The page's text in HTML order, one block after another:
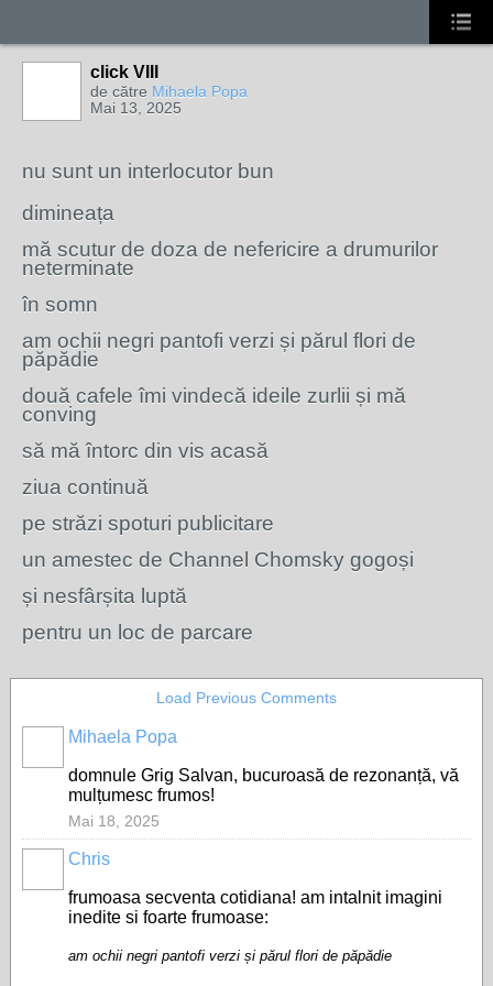
click VIII
de către Mihaela Popa
Mai 13, 2025
nu sunt un interlocutor bun
dimineața
mă scutur de doza de nefericire a drumurilor
neterminate
în somn
am ochii negri pantofi verzi și părul flori de
păpădie
două cafele îmi vindecă ideile zurlii și mă
conving
să mă întorc din vis acasă
ziua continuă
pe străzi spoturi publicitare
un amestec de Channel Chomsky gogoși
și nesfârșita luptă
pentru un loc de parcare
Load Previous Comments
Mihaela Popa
domnule Grig Salvan, bucuroasă de rezonanță, vă
mulțumesc frumos!
Mai 18, 2025
Chris
frumoasa secventa cotidiana! am intalnit imagini
inedite si foarte frumoase:
am ochii negri pantofi verzi și părul flori de păpădie